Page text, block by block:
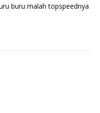
buru malah topspeednya